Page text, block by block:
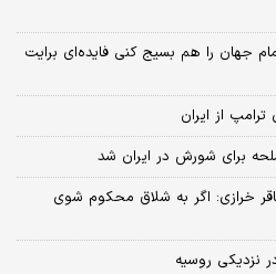
جهان را هم بسیج کنی فایده‌ای برایت
از ایران
برای شورش در ایران شد
خرازی: اگر به شلاق محکوم شوی
نزدیکی روسیه